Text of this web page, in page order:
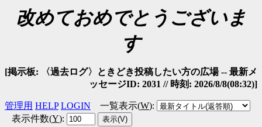
改めておめでとうございま
す
[掲示板: 〈過去ログ〉ときどき投稿したい方の広場 -- 最新メ
ッセージID: 2031 // 時刻: 2026/8/8(08:32)]
管理用 HELP LOGIN 一覧表示(W):
表示件数(Y):